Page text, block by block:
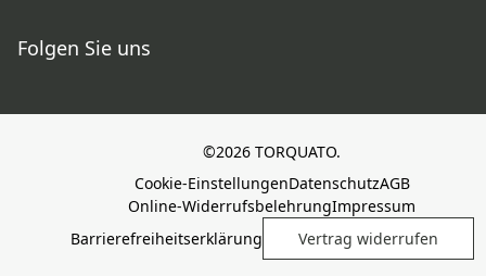
Folgen Sie uns
©2026 TORQUATO.
Cookie-EinstellungenDatenschutzAGB
Online-WiderrufsbelehrungImpressum
Barrierefreiheitserklärung
Vertrag widerrufen